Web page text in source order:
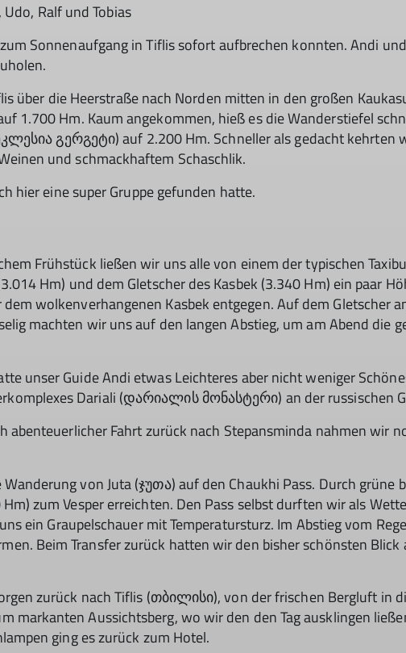
Ralf und Tobias
Sonnenaufgang in Tiflis sofort aufbrechen konnten. Andi
über die Heerstraße nach Norden mitten in den großen
1.700 Hm. Kaum angekommen, hieß es die Wanderstiefel
გერგეტი) auf 2.200 Hm. Schneller als gedacht kehrten
und schmackhaftem Schaschlik.
hier eine super Gruppe gefunden hatte.
Frühstück ließen wir uns alle von einem der typischen
Hm) und dem Gletscher des Kasbek (3.340 Hm) ein paar
wolkenverhangenen Kasbek entgegen. Auf dem Gletscher
machten wir uns auf den langen Abstieg, um am Abend die
unser Guide Andi etwas Leichteres aber nicht weniger
Dariali (დარიალის მონასტერი) an der russischen
abenteuerlicher Fahrt zurück nach Stepansminda nahmen wir
von Juta (ჯუთა) auf den Chaukhi Pass. Durch grüne
zum Vesper erreichten. Den Pass selbst durften wir als
ein Graupelschauer mit Temperatursturz. Im Abstieg vom
Beim Transfer zurück hatten wir den bisher schönsten Blick
zurück nach Tiflis (თბილისი), von der frischen Bergluft in
markanten Aussichtsberg, wo wir den den Tag ausklingen
ging es zurück zum Hotel.